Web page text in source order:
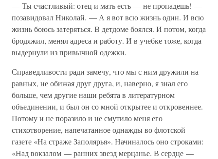
— Ты счастливый: отец и мать есть — не пропадешь! —
позавидовал Николай. — А я вот всю жизнь один. И всю
жизнь боюсь затеряться. В детдоме боялся. И потом, когда
бродяжил, менял адреса и работу. И в учебке тоже, когда
выдернули из привычной одежки.
Справедливости ради замечу, что мы с ним дружили на
равных, не обижая друг друга, и, наверно, я знал его
больше, чем другие наши ребята в литературном
объединении, и был он со мной открытее и откровеннее.
Потому и не поразило и не смутило меня его
стихотворение, напечатанное однажды во флотской
газете «На страже Заполярья». Начиналось оно строками:
«Над вокзалом — ранних звезд мерцанье. В сердце —